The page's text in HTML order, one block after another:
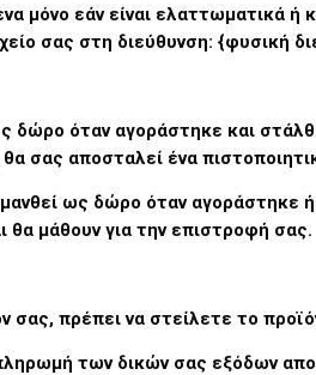
μόνο εάν είναι ελαττωματικά
σας στη διεύθυνση: {φυσική
δώρο όταν αγοράστηκε και
σας αποσταλεί ένα
ως δώρο όταν
μάθουν για την επιστροφή σας.
σας, πρέπει να στείλετε το
των δικών σας εξόδων